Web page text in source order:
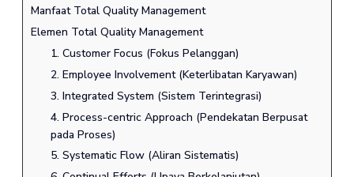
Manfaat Total Quality Management
Elemen Total Quality Management
1. Customer Focus (Fokus Pelanggan)
2. Employee Involvement (Keterlibatan Karyawan)
3. Integrated System (Sistem Terintegrasi)
4. Process-centric Approach (Pendekatan Berpusat
pada Proses)
5. Systematic Flow (Aliran Sistematis)